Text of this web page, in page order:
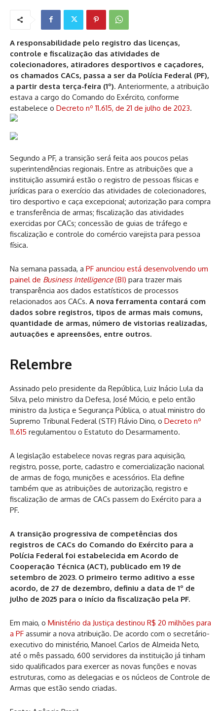
A responsabilidade pelo registro das licenças,
controle e fiscalização das atividades de
colecionadores, atiradores desportivos e caçadores,
os chamados CACs, passa a ser da Polícia Federal (PF),
a partir desta terça-feira (1º). Anteriormente, a atribuição
estava a cargo do Comando do Exército, conforme
estabelece o Decreto nº 11.615, de 21 de julho de 2023.
Segundo a PF, a transição será feita aos poucos pelas
superintendências regionais. Entre as atribuições que a
instituição assumirá estão o registro de pessoas físicas e
jurídicas para o exercício das atividades de colecionadores,
tiro desportivo e caça excepcional; autorização para compra
e transferência de armas; fiscalização das atividades
exercidas por CACs; concessão de guias de tráfego e
fiscalização e controle do comércio varejista para pessoa
física.
Na semana passada, a PF anunciou está desenvolvendo um
painel de Business Intelligence(BI) para trazer mais
transparência aos dados estatísticos de processos
relacionados aos CACs. A nova ferramenta contará com
dados sobre registros, tipos de armas mais comuns,
quantidade de armas, número de vistorias realizadas,
autuações e apreensões, entre outros.
Relembre
Assinado pelo presidente da República, Luiz Inácio Lula da
Silva, pelo ministro da Defesa, José Múcio, e pelo então
ministro da Justiça e Segurança Pública, o atual ministro do
Supremo Tribunal Federal (STF) Flávio Dino, o Decreto nº
11.615 regulamentou o Estatuto do Desarmamento.
A legislação estabelece novas regras para aquisição,
registro, posse, porte, cadastro e comercialização nacional
de armas de fogo, munições e acessórios. Ela define
também que as atribuições de autorização, registro e
fiscalização de armas de CACs passem do Exército para a
PF.
A transição progressiva de competências dos
registros de CACs do Comando do Exército para a
Polícia Federal foi estabelecida em Acordo de
Cooperação Técnica (ACT), publicado em 19 de
setembro de 2023. O primeiro termo aditivo a esse
acordo, de 27 de dezembro, definiu a data de 1º de
julho de 2025 para o início da fiscalização pela PF.
Em maio, o Ministério da Justiça destinou R$ 20 milhões para
a PF assumir a nova atribuição. De acordo com o secretário-
executivo do ministério, Manoel Carlos de Almeida Neto,
até o mês passado, 600 servidores da instituição já tinham
sido qualificados para exercer as novas funções e novas
estruturas, como as delegacias e os núcleos de Controle de
Armas que estão sendo criadas.